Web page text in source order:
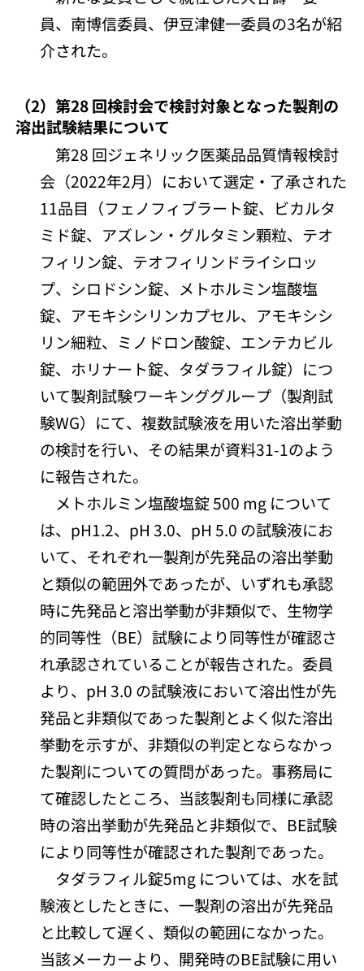
員、南博信委員、伊豆津健一委員の3名が紹
介された。
（2）第28 回検討会で検討対象となった製剤の
溶出試験結果について
第28 回ジェネリック医薬品品質情報検討
会（2022年2月）において選定・了承された
11品目（フェノフィブラート錠、ビカルタ
ミド錠、アズレン・グルタミン顆粒、テオ
フィリン錠、テオフィリンドライシロッ
プ、シロドシン錠、メトホルミン塩酸塩
錠、アモキシシリンカプセル、アモキシシ
リン細粒、ミノドロン酸錠、エンテカビル
錠、ホリナート錠、タダラフィル錠）につ
いて製剤試験ワーキンググループ（製剤試
験WG）にて、複数試験液を用いた溶出挙動
の検討を行い、その結果が資料31-1のよう
に報告された。
メトホルミン塩酸塩錠 500 mg について
は、pH1.2、pH 3.0、pH 5.0 の試験液にお
いて、それぞれ一製剤が先発品の溶出挙動
と類似の範囲外であったが、いずれも承認
時に先発品と溶出挙動が非類似で、生物学
的同等性（BE）試験により同等性が確認さ
れ承認されていることが報告された。委員
より、pH 3.0 の試験液において溶出性が先
発品と非類似であった製剤とよく似た溶出
挙動を示すが、非類似の判定とならなかっ
た製剤についての質問があった。事務局に
て確認したところ、当該製剤も同様に承認
時の溶出挙動が先発品と非類似で、BE試験
により同等性が確認された製剤であった。
タダラフィル錠5mg については、水を試
験液としたときに、一製剤の溶出が先発品
と比較して遅く、類似の範囲になかった。
当該メーカーより、開発時のBE試験に用い